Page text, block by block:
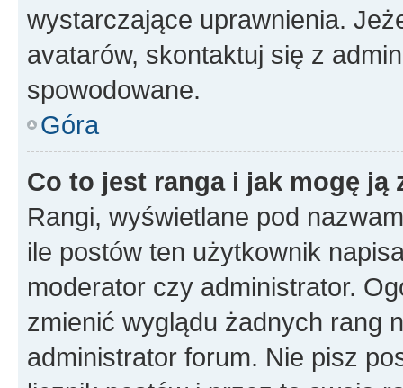
wystarczające uprawnienia.
avatarów, skontaktuj się z
spowodowane.
Góra
Co to jest ranga i jak mogę ją
Rangi, wyświetlane pod
ile postów ten użytkownik
moderator czy administrator.
zmienić wyglądu żadnych rang
administrator forum. Nie pisz